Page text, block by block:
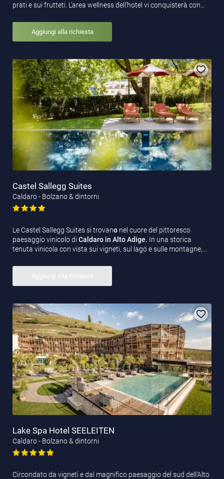
prati e sui frutteti. L’area wellness dell’hotel vi conquisterà con…
Aggiungi alla richiesta
Castel Sallegg Suites
Caldaro - Bolzano & dintorni
Le Castel Sallegg Suites si trovano nel cuore del pittoresco
paesaggio vinicolo di Caldaro in Alto Adige. In una storica
tenuta vinicola con vista sui vigneti, sul lago e sulle montagne,…
Aggiungi alla richiesta
Lake Spa Hotel SEELEITEN
Caldaro - Bolzano & dintorni
Circondato da vigneti e dal magnifico paesaggio del sud dell’Alto